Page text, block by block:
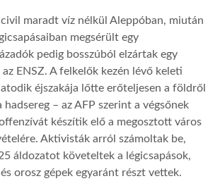
maradt víz nélkül Aleppóban, miután
megsérült egy
pedig bosszúból elzártak egy
ENSZ. A felkelők kezén lévő keleti
éjszakája lőtte erőteljesen a földről
hadsereg – az AFP szerint a végsőnek
készítik elő a megosztott város
Aktivisták arról számoltak be,
áldozatot követeltek a légicsapások,
orosz gépek egyaránt részt vettek.